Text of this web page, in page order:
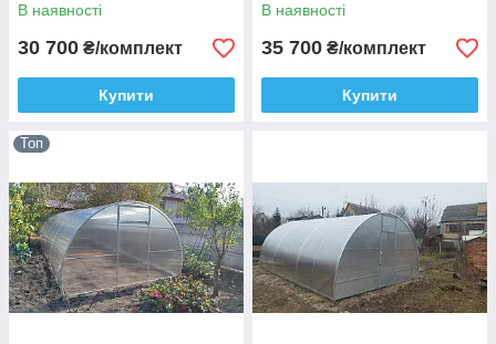
В наявності
30 700 ₴/комплект
Купити
В наявності
35 700 ₴/комплект
Купити
Топ